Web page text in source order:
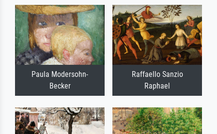
Paula Modersohn-
Becker
Raffaello Sanzio
Raphael